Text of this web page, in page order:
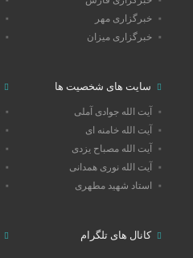
خبرگزاری مهر
خبرگزاری میزان
سایت های شخصیت ها
آیت الله جوادی آملی
آیت الله خامنه ای
آیت الله مصباح یزدی
آیت الله نوری همدانی
استاد شهید مطهری
کانال های تلگرام